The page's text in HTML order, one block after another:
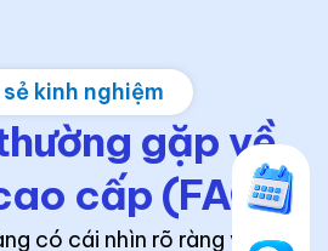
kinh nghiệm
gặp về
cấp (FAQ)
có cái nhìn rõ ràng và an